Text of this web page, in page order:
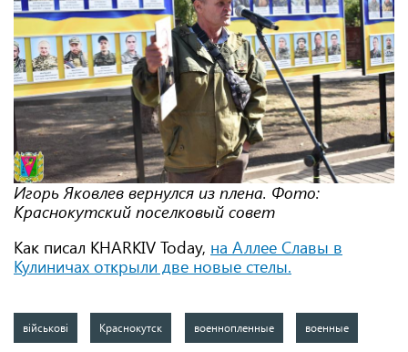
Игорь Яковлев вернулся из плена. Фото:
Краснокутский поселковый совет
Как писал KHARKIV Today, на Аллее Славы в
Кулиничах открыли две новые стелы.
військові Краснокутск военнопленные военные